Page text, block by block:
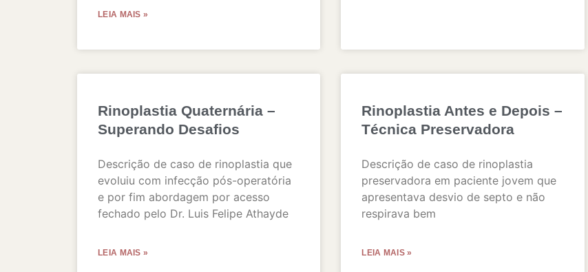
LEIA MAIS »
Rinoplastia Quaternária –
Superando Desafios
Descrição de caso de rinoplastia que
evoluiu com infecção pós-operatória
e por fim abordagem por acesso
fechado pelo Dr. Luis Felipe Athayde
LEIA MAIS »
Rinoplastia Antes e Depois –
Técnica Preservadora
Descrição de caso de rinoplastia
preservadora em paciente jovem que
apresentava desvio de septo e não
respirava bem
LEIA MAIS »